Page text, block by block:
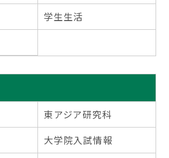
学生生活
東アジア研究科
大学院入試情報